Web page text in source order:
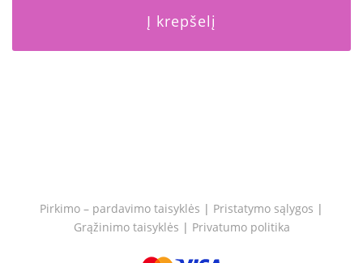
Į krepšelį
Pirkimo – pardavimo taisyklės | Pristatymo sąlygos |
Grąžinimo taisyklės | Privatumo politika